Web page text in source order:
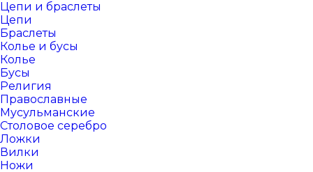
Цепи и браслеты
Цепи
Браслеты
Колье и бусы
Колье
Бусы
Религия
Православные
Мусульманские
Столовое серебро
Ложки
Вилки
Ножи